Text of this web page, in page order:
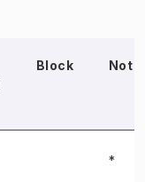
Block Not
*